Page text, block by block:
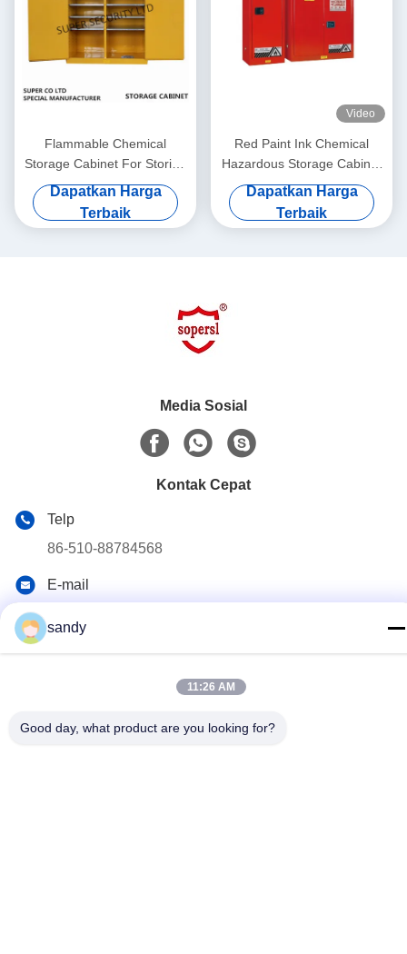
Flammable Chemical
Storage Cabinet For Storing
Liquid , Hazardous
Dapatkan Harga
Terbaik
Video
Red Paint Ink Chemical
Hazardous Storage Cabinet
for storing Paint,Ink
Dapatkan Harga
Terbaik
Media Sosial
Kontak Cepat
Telp
86-510-88784568
E-mail
sandy
11:26 AM
Good day, what product are you looking for?